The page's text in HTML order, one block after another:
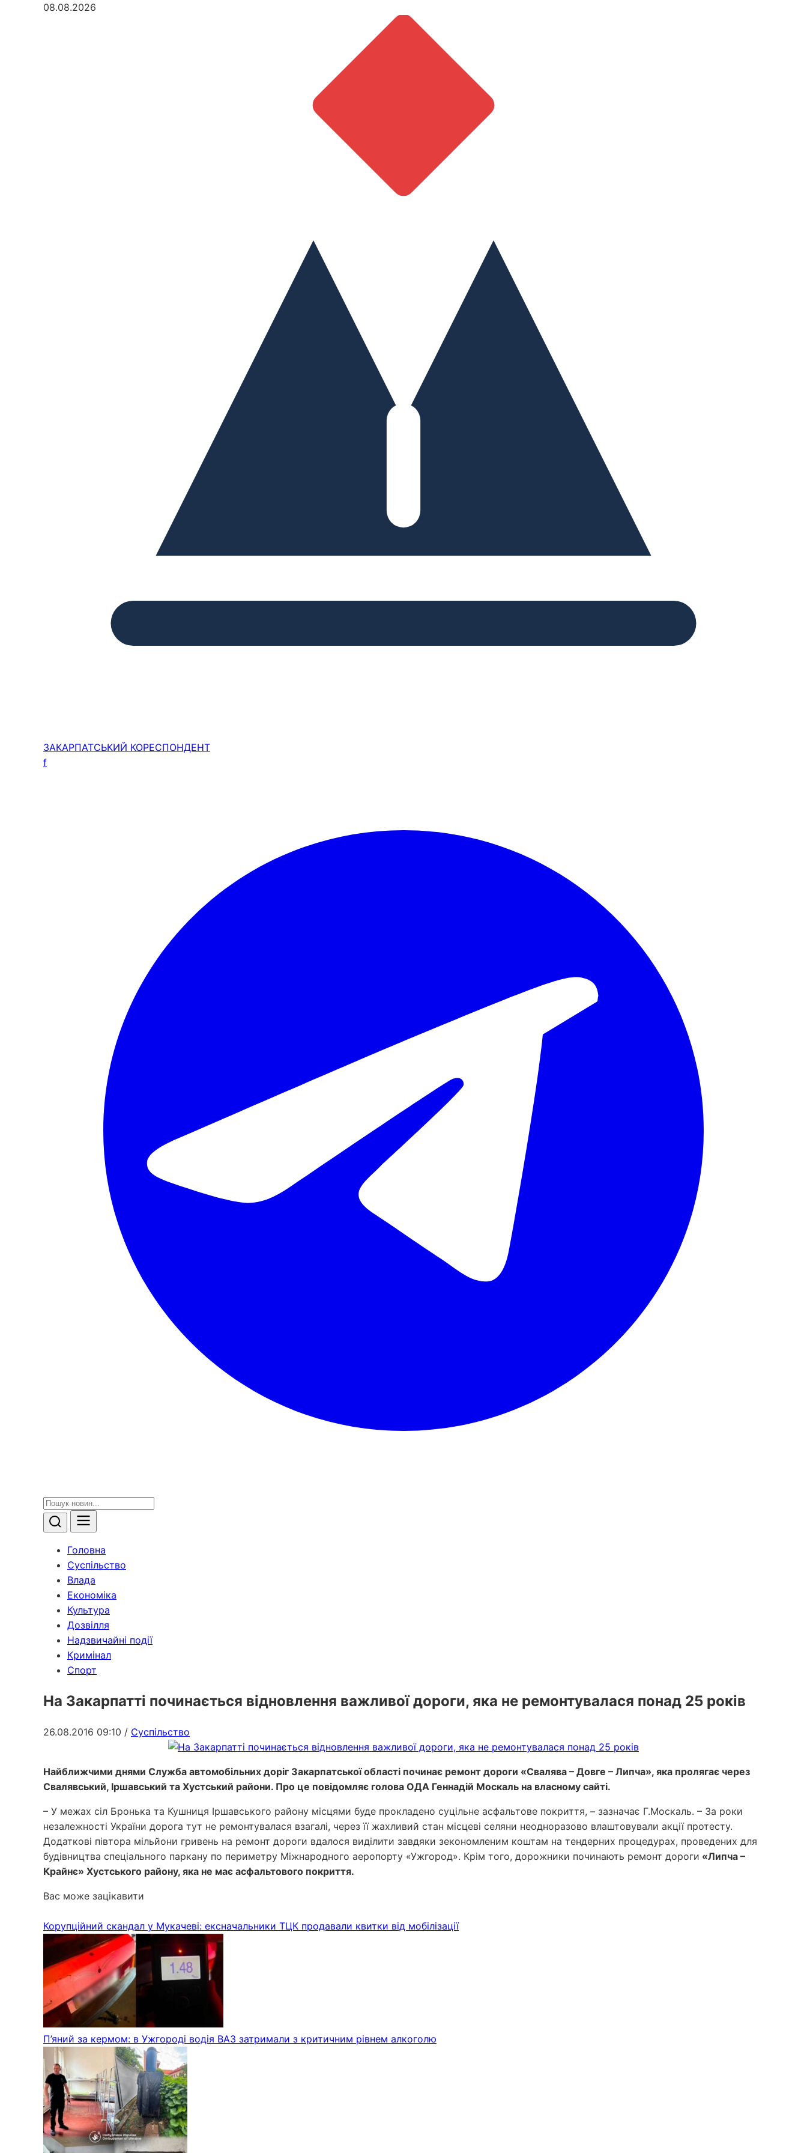
08.08.2026
ЗАКАРПАТСЬКИЙ КОРЕСПОНДЕНТ
f
Головна
Суспільство
Влада
Економіка
Культура
Дозвілля
Надзвичайні події
Кримінал
Спорт
На Закарпатті починається відновлення важливої дороги, яка не ремонтувалася понад 25 років
26.08.2016 09:10 / Суспільство
Найближчими днями Служба автомобільних доріг Закарпатської області починає ремонт дороги «Свалява – Довге – Липча», яка пролягає через
Свалявський, Іршавський та Хустський райони. Про це повідомляє голова ОДА Геннадій Москаль на власному сайті.
– У межах сіл Бронька та Кушниця Іршавського району місцями буде прокладено суцільне асфальтове покриття, – зазначає Г.Москаль. – За роки
незалежності України дорога тут не ремонтувалася взагалі, через її жахливий стан місцеві селяни неодноразово влаштовували акції протесту.
Додаткові півтора мільйони гривень на ремонт дороги вдалося виділити завдяки зекономленим коштам на тендерних процедурах, проведених для
будівництва спеціального паркану по периметру Міжнародного аеропорту «Ужгород». Крім того, дорожники починають ремонт дороги «Липча –
Крайнє» Хустського району, яка не має асфальтового покриття.
Вас може зацікавити
Корупційний скандал у Мукачеві: ексначальники ТЦК продавали квитки від мобілізації
П’яний за кермом: в Ужгороді водія ВАЗ затримали з критичним рівнем алкоголю